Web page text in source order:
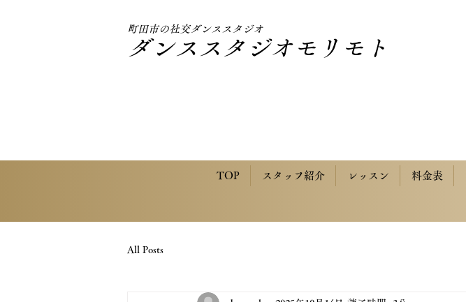
町田市の社交ダンススタジオ
ダンススタジオモリモト
TOP スタッフ紹介 レッスン 料金表
All Posts